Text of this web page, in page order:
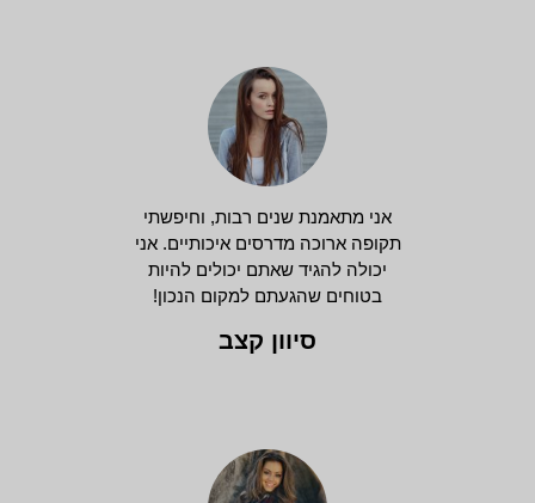
אני מתאמנת שנים רבות, וחיפשתי
תקופה ארוכה מדרסים איכותיים. אני
יכולה להגיד שאתם יכולים להיות
בטוחים שהגעתם למקום הנכון!
סיוון קצב